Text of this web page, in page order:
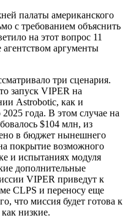
палаты американского
с требованием объяснить
на этот вопрос 11
агентством аргументы
три сценария.
запуск VIPER на
Astrobotic, как и
года. В этом случае на
$104 млн, из
в бюджет нынешнего
покрытие возможного
и испытаниях модуля
дополнительные
VIPER приведут к
CLPS и переносу еще
что миссия будет готова к
низкие.